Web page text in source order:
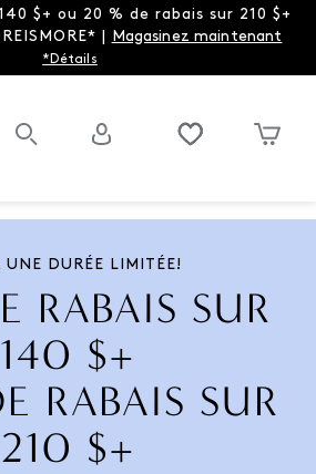
$+ ou 20 % de rabais sur 210 $+
| Magasinez maintenant
*Détails
UNE DURÉE LIMITÉE!
RABAIS SUR
140 $+
RABAIS SUR
210 $+